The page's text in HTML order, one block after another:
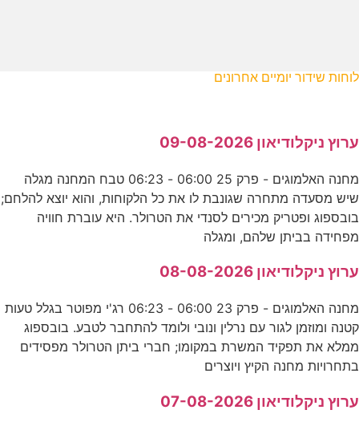
לוחות שידור יומיים אחרונים
ערוץ ניקלודיאון 09-08-2026
מחנה האלמוגים - פרק 25 06:00 - 06:23 טבח המחנה מגלה
שיש מסעדה מתחרה שגונבת לו את כל הלקוחות, והוא יוצא להלחם;
בובספוג ופטריק מכירים לסנדי את הטרולר. היא עוברת חוויה
מפחידה בביתן שלהם, ומגלה
ערוץ ניקלודיאון 08-08-2026
מחנה האלמוגים - פרק 23 06:00 - 06:23 רג'י מפוטר בגלל טעות
קטנה ומוזמן לגור עם נרלין ונובי ולומד להתחבר לטבע. בובספוג
ממלא את תפקיד המשרת במקומו; חברי ביתן הטרולר מפסידים
בתחרויות מחנה הקיץ ויוצרים
ערוץ ניקלודיאון 07-08-2026